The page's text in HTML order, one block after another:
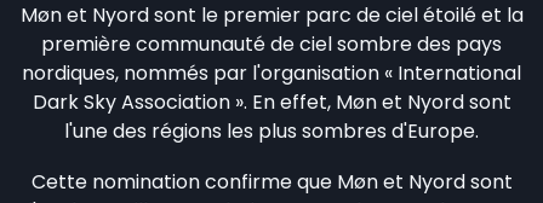
Møn et Nyord sont le premier parc de ciel étoilé et la
première communauté de ciel sombre des pays
nordiques, nommés par l'organisation « International
Dark Sky Association ». En effet, Møn et Nyord sont
l'une des régions les plus sombres d'Europe.
Cette nomination confirme que Møn et Nyord sont